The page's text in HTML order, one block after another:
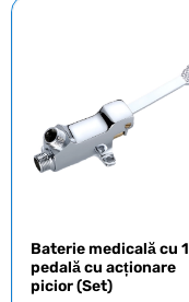
Baterie medicală cu 1
pedală cu acționare
picior (Set)